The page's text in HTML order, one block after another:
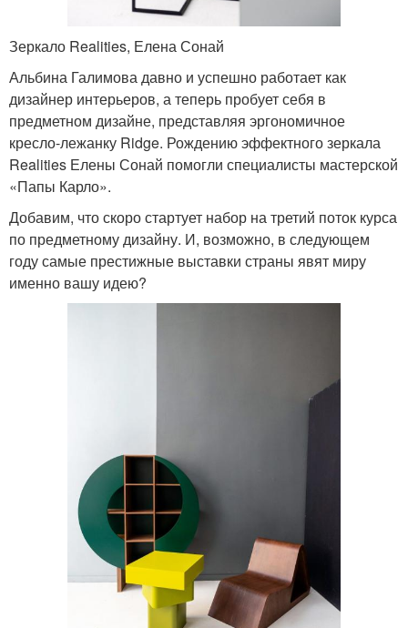
Зеркало Realities, Елена Сонай
Альбина Галимова давно и успешно работает как
дизайнер интерьеров, а теперь пробует себя в
предметном дизайне, представляя эргономичное
кресло-лежанку Ridge. Рождению эффектного зеркала
Realities Елены Сонай помогли специалисты мастерской
«Папы Карло».
Добавим, что скоро стартует набор на третий поток курса
по предметному дизайну. И, возможно, в следующем
году самые престижные выставки страны явят миру
именно вашу идею?